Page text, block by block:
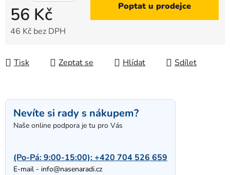
56 Kč
46 Kč bez DPH
Poptat u prodejce
Tisk Zeptat se Hlídat Sdílet
Nevíte si rady s nákupem?
Naše online podpora je tu pro Vás
(Po-Pá: 9:00-15:00):+420 704 526 659
E-mail - info@nasenaradi.cz